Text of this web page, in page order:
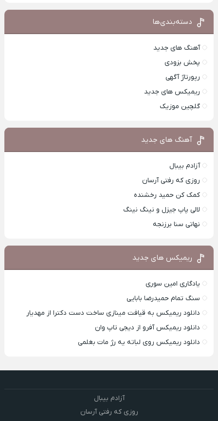
دسته‌بندی‌ها
آهنگ های جدید
پخش بزودی
رپورتاژ آگهی
ریمیکس های جدید
گلچین موزیک
آهنگ های جدید
آزادم بیبال
روزی که رفتی آرسان
کمک کن حمید رخشنده
لالی پاپ جیزل و نینگ نینگ
نهاتی سنا برزنجه
ریمیکس های جدید
یادگاری امین سوری
سنگ تمام حمیدرضا بابایی
دانلود ریمیکس به قیافت مینازی ساخت دست دکترا از مهدیار
دانلود ریمیکس آفرو از ديجی تاپ وان
دانلود ریمیکس روی لباته یه رژ مات بغلمی
آزادم بیبال
روزی که رفتی آرسان